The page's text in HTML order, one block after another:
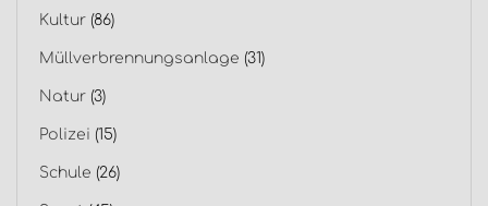
Kultur (86)
Müllverbrennungsanlage (31)
Natur (3)
Polizei (15)
Schule (26)